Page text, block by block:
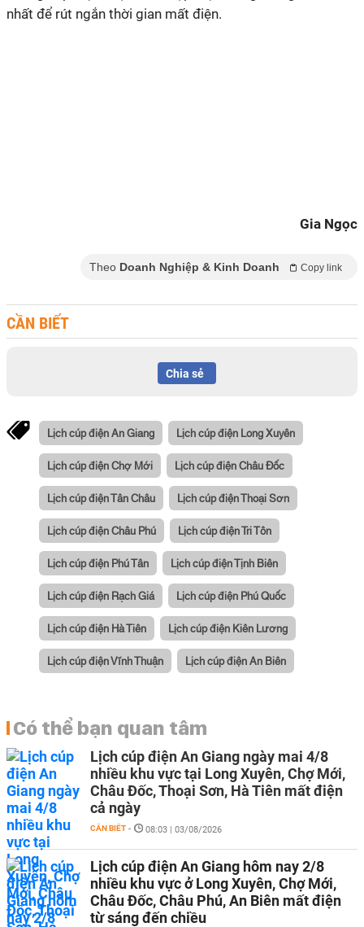
nhất để rút ngắn thời gian mất điện.
Gia Ngọc
Theo Doanh Nghiệp & Kinh Doanh Copy link
CẦN BIẾT
Chia sẻ
Lịch cúp điện An Giang Lịch cúp điện Long Xuyên
Lịch cúp điện Chợ Mới Lịch cúp điện Châu Đốc
Lịch cúp điện Tân Châu Lịch cúp điện Thoại Sơn
Lịch cúp điện Châu Phú Lịch cúp điện Tri Tôn
Lịch cúp điện Phú Tân Lịch cúp điện Tịnh Biên
Lịch cúp điện Rạch Giá Lịch cúp điện Phú Quốc
Lịch cúp điện Hà Tiên Lịch cúp điện Kiên Lương
Lịch cúp điện Vĩnh Thuận Lịch cúp điện An Biên
Có thể bạn quan tâm
Lịch cúp điện An Giang ngày mai 4/8
nhiều khu vực tại Long Xuyên, Chợ Mới,
Châu Đốc, Thoại Sơn, Hà Tiên mất điện
cả ngày
CẦN BIẾT - 08:03 | 03/08/2026
Lịch cúp điện An Giang hôm nay 2/8
nhiều khu vực ở Long Xuyên, Chợ Mới,
Châu Đốc, Châu Phú, An Biên mất điện
từ sáng đến chiều